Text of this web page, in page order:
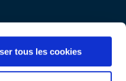
tous les cookies